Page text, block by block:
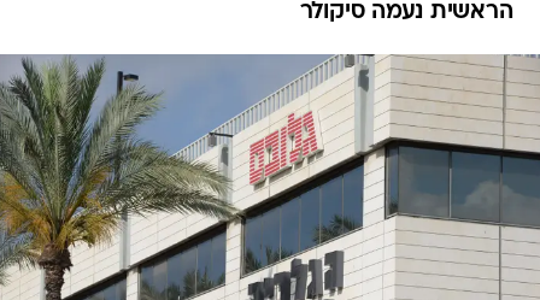
הראשית נעמה סיקולר